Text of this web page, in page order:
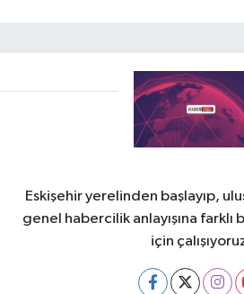
Eskişehir yerelinden başlayıp,
genel habercilik anlayışına farklı
için